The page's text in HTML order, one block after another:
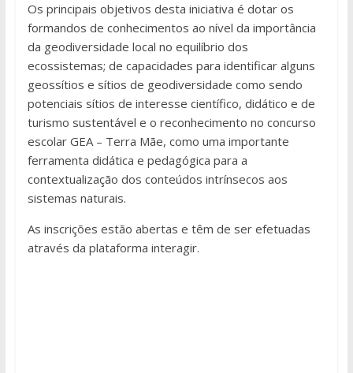
Os principais objetivos desta iniciativa é dotar os
formandos de conhecimentos ao nível da importância
da geodiversidade local no equilíbrio dos
ecossistemas; de capacidades para identificar alguns
geossítios e sítios de geodiversidade como sendo
potenciais sítios de interesse científico, didático e de
turismo sustentável e o reconhecimento no concurso
escolar GEA – Terra Mãe, como uma importante
ferramenta didática e pedagógica para a
contextualização dos conteúdos intrínsecos aos
sistemas naturais.
As inscrições estão abertas e têm de ser efetuadas
através da plataforma interagir.